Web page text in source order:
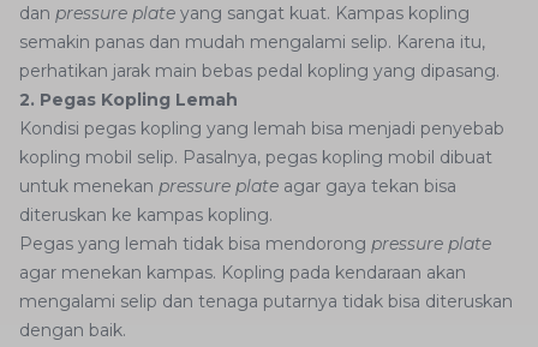
dan pressure plate yang sangat kuat. Kampas kopling
semakin panas dan mudah mengalami selip. Karena itu,
perhatikan jarak main bebas pedal kopling yang dipasang.
2. Pegas Kopling Lemah
Kondisi pegas kopling yang lemah bisa menjadi penyebab
kopling mobil selip. Pasalnya, pegas kopling mobil dibuat
untuk menekan pressure plate agar gaya tekan bisa
diteruskan ke kampas kopling.
Pegas yang lemah tidak bisa mendorong pressure plate
agar menekan kampas. Kopling pada kendaraan akan
mengalami selip dan tenaga putarnya tidak bisa diteruskan
dengan baik.